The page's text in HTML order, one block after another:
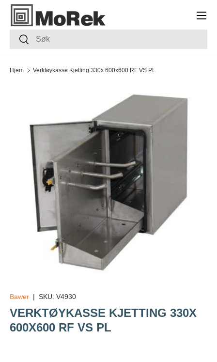
HOPP TIL INNHOLDET
SøkSøk
Meny
Hjem Verktøykasse Kjetting 330x 600x600 RF VS PL
TRANSLATION MISSING:
Bawer | SKU: V4930
VERKTØYKASSE KJETTING 330X
600X600 RF VS PL